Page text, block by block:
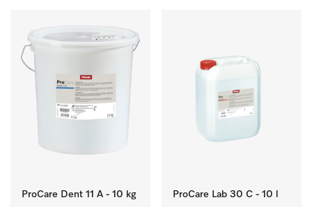
ProCare Dent 11 A - 10 kg ProCare Lab 30 C - 10 l